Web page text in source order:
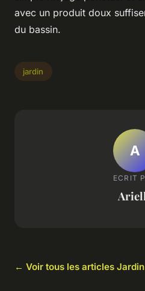
avec un produit doux
du bassin.
jardin
A
ECRIT
← Voir tous les articles Jardin